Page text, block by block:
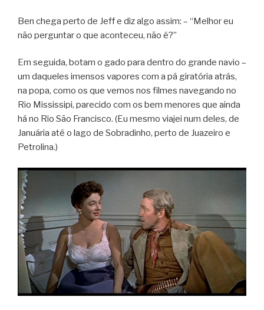
Ben chega perto de Jeff e diz algo assim: – “Melhor eu
não perguntar o que aconteceu, não é?”
Em seguida, botam o gado para dentro do grande navio –
um daqueles imensos vapores com a pá giratória atrás,
na popa, como os que vemos nos filmes navegando no
Rio Mississipi, parecido com os bem menores que ainda
há no Rio São Francisco. (Eu mesmo viajei num deles, de
Januária até o lago de Sobradinho, perto de Juazeiro e
Petrolina.)